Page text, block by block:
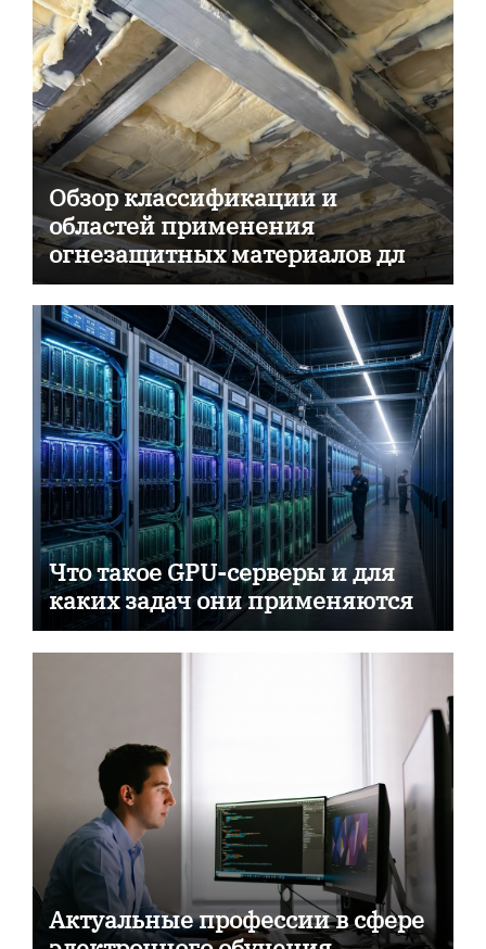
Обзор классификации и
областей применения
огнезащитных материалов для
пассивной противопожарной
защиты
Что такое GPU-серверы и для
каких задач они применяются
Актуальные профессии в сфере